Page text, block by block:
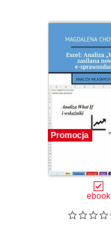
Promocja
ebook